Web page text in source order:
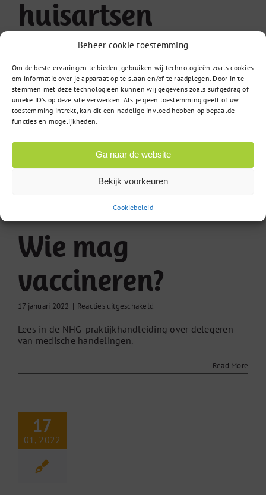
Beheer cookie toestemming
Om de beste ervaringen te bieden, gebruiken wij technologieën zoals cookies
om informatie over je apparaat op te slaan en/of te raadplegen. Door in te
stemmen met deze technologieën kunnen wij gegevens zoals surfgedrag of
unieke ID's op deze site verwerken. Als je geen toestemming geeft of uw
toestemming intrekt, kan dit een nadelige invloed hebben op bepaalde
functies en mogelijkheden.
Ga naar de website
Bekijk voorkeuren
Cookiebeleid
huisartsen
Reacties uitgeschakeld
Praktische
vaccinatiespreekuur
huisartsen
Regel voor een goed verloop van het vaccinatiespreekuur
volgende [...]
Read More
Wie mag
vaccineren?
17 januari 2022 | Reacties uitgeschakeld
mag
Lees in de NHG-praktijkhandleiding over delegeren
van medische handelingen.
Read More
17
01, 2022